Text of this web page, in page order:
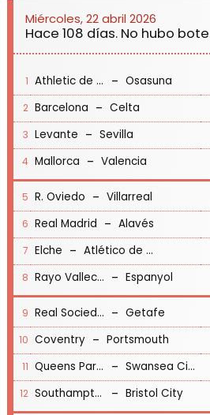
Miércoles, 22 abril 2026
Hace 108 días. No hubo
1 Athletic de Bilbao - Osasuna
2 Barcelona - Celta
3 Levante - Sevilla
4 Mallorca - Valencia
5 R. Oviedo - Villarreal
6 Real Madrid - Alavés
7 Elche - Atlético de Madrid
8 Rayo Vallecano - Espanyol
9 Real Sociedad - Getafe
10 Coventry - Portsmouth
11 Queens Park Rangers - Swansea City
12 Southampton - Bristol City